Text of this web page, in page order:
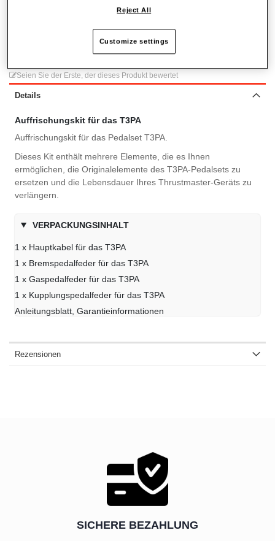
Seien Sie der Erste, der dieses Produkt bewertet
Details
Auffrischungskit für das T3PA
Auffrischungskit für das Pedalset T3PA.
Dieses Kit enthält mehrere Elemente, die es Ihnen
ermöglichen, die Originalelemente des T3PA-Pedalsets zu
ersetzen und die Lebensdauer Ihres Thrustmaster-Geräts zu
verlängern.
VERPACKUNGSINHALT
1 x Hauptkabel für das T3PA
1 x Bremspedalfeder für das T3PA
1 x Gaspedalfeder für das T3PA
1 x Kupplungspedalfeder für das T3PA
Anleitungsblatt, Garantieinformationen
Rezensionen
SICHERE BEZAHLUNG
Reject All
Customize settings